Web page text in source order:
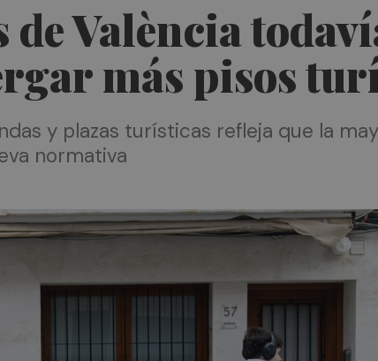
València
más pisos
y plazas turísticas refleja que la
normativa